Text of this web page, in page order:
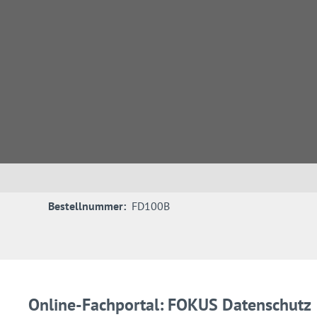
Bestellnummer: FD100B
Online-Fachportal: FOKUS Datenschutz